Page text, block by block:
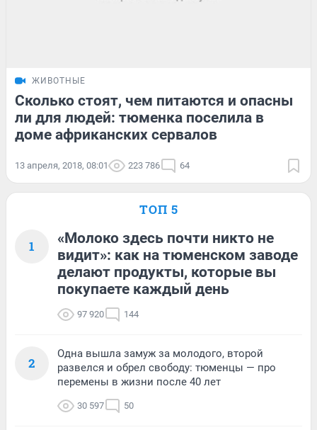
ЖИВОТНЫЕ
Сколько стоят, чем питаются и опасны
ли для людей: тюменка поселила в
доме африканских сервалов
13 апреля, 2018, 08:01 223 786 64
ТОП 5
1
«Молоко здесь почти никто не
видит»: как на тюменском заводе
делают продукты, которые вы
покупаете каждый день
97 920 144
2
Одна вышла замуж за молодого, второй
развелся и обрел свободу: тюменцы — про
перемены в жизни после 40 лет
30 597 50